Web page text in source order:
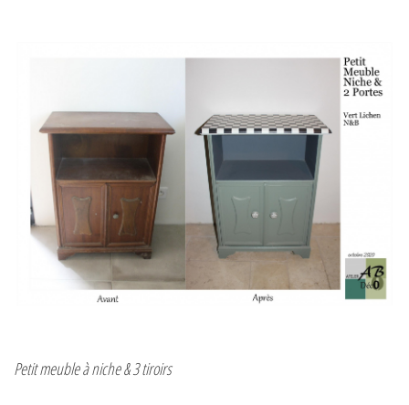
Petit meuble à niche & 3 tiroirs